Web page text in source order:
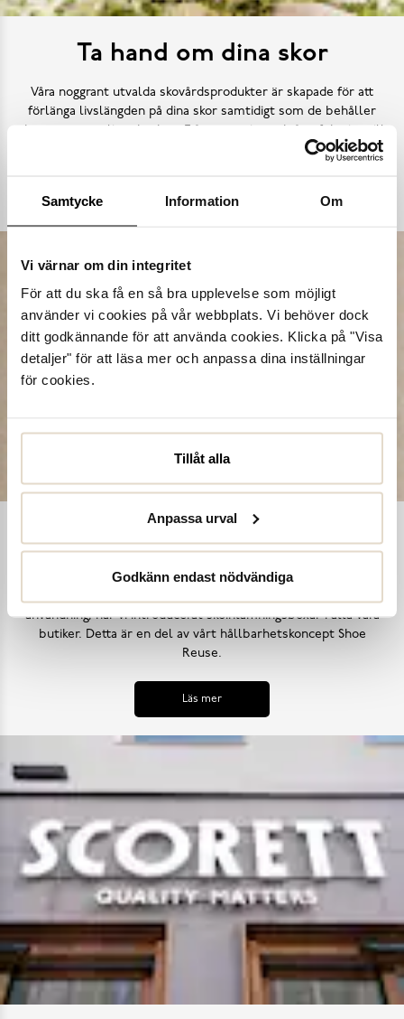
Samtycke Information Om
Vi värnar om din integritet
För att du ska få en så bra upplevelse som möjligt
använder vi cookies på vår webbplats. Vi behöver dock
ditt godkännande för att använda cookies. Klicka på "Visa
detaljer" för att läsa mer och anpassa dina inställningar
för cookies.
Tillåt alla
Anpassa urval
Godkänn endast nödvändiga
Ta hand om dina skor
Våra noggrant utvalda skovårdsprodukter är skapade för att
förlänga livslängden på dina skor samtidigt som de behåller
skydd mot väder och slitage – vi har allt kan tänkas behöva.
Köp skovård
Shoe Reuse
Utifrån målet att inga skor ska bli till avfall i ett för tidigt
användning, har vi introducerat skoinlämningsboxar i alla våra
butiker. Detta är en del av vårt hållbarhetskoncept Shoe
Reuse.
Läs mer